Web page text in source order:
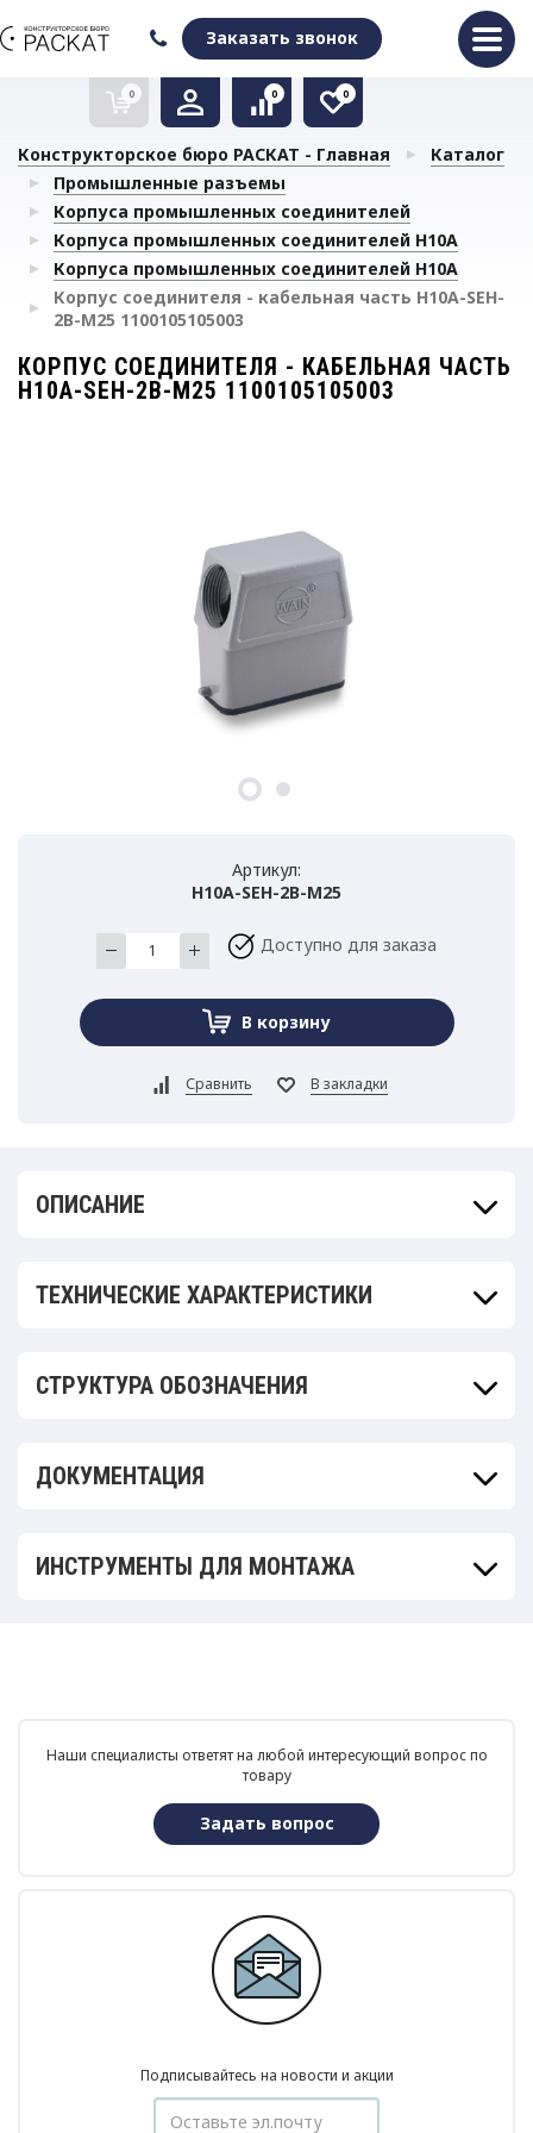
Заказать звонок
0
Очистить список сравнения
0
Очистить избранное
0
Конструкторское бюро РАСКАТ - Главная
Каталог
Промышленные разъемы
Корпуса промышленных соединителей
Корпуса промышленных соединителей H10A
Корпуса промышленных соединителей H10A
Корпус соединителя - кабельная часть H10A-SEH-
2B-M25 1100105105003
КОРПУС СОЕДИНИТЕЛЯ - КАБЕЛЬНАЯ ЧАСТЬ
H10A-SEH-2B-M25 1100105105003
Артикул:
H10A-SEH-2B-M25
Доступно для заказа
ОПИСАНИЕ
ТЕХНИЧЕСКИЕ ХАРАКТЕРИСТИКИ
СТРУКТУРА ОБОЗНАЧЕНИЯ
ДОКУМЕНТАЦИЯ
ИНСТРУМЕНТЫ ДЛЯ МОНТАЖА
Наши специалисты ответят на любой интересующий вопрос по
товару
Задать вопрос
Подписывайтесь на новости и акции